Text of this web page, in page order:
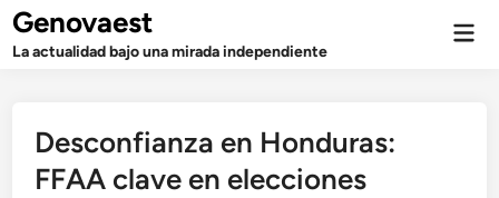
Saltar
contenido
Genovaest
La actualidad bajo una mirada independiente
Desconfianza en Honduras:
FFAA clave en elecciones